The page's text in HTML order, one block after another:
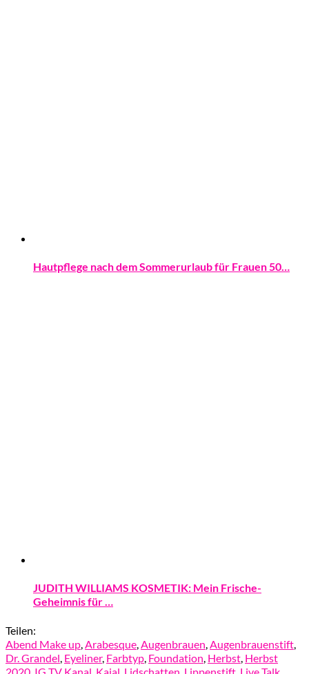
Hautpflege nach dem Sommerurlaub für Frauen 50…
JUDITH WILLIAMS KOSMETIK: Mein Frische-
Geheimnis für …
Teilen:
Abend Make up Arabesque Augenbrauen Augenbrauenstift
Dr. Grandel Eyeliner, Farbtyp Foundation Herbst Herbst